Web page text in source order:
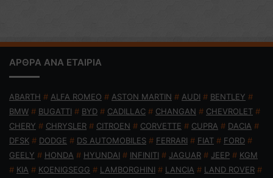
ΑΡΘΡΑ ΑΝΑ ΕΤΑΙΡΙΑ
ABARTH # ALFA ROMEO # ASTON MARTIN # AUDI # BENTLEY #
BMW # BUGATTI # BYD # CADILLAC # CHANGAN # CHEVROLET #
CHERY # CHRYSLER # CITROEN # CORVETTE # CUPRA # DACIA #
DFSK # DODGE # DS AUTOMOBILES # FERRARI # FIAT # FORD #
GEELY # HONDA # HYUNDAI # INFINITI # JAGUAR # JEEP # KGM
# KIA # KOENIGSEGG # LAMBORGHINI # LANCIA # LAND ROVER #